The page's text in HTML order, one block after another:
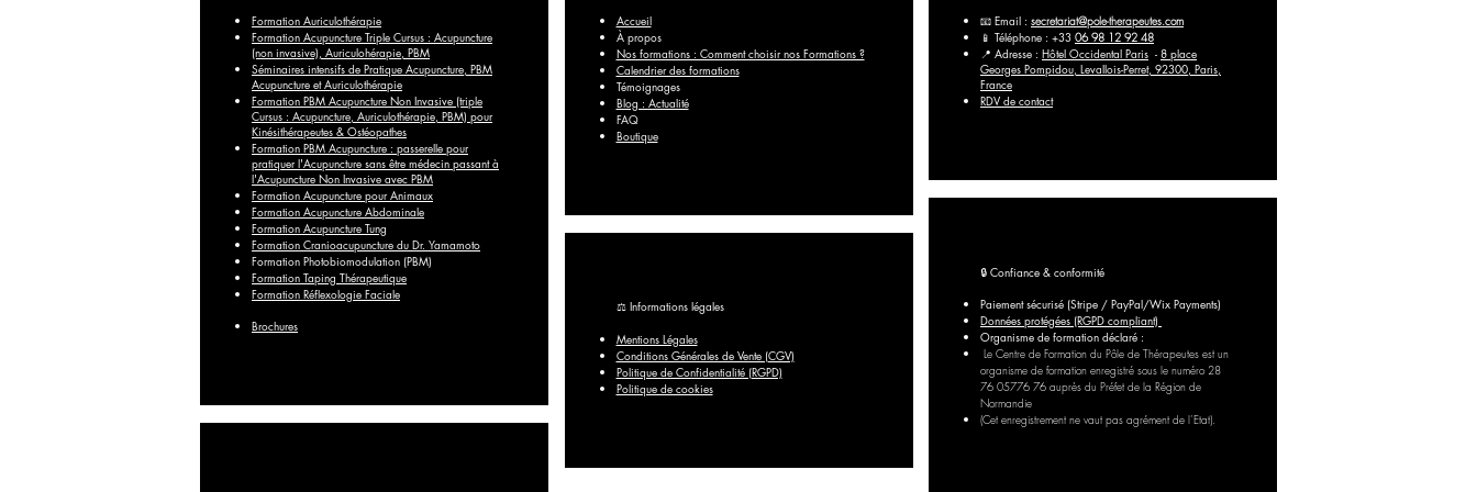
Formation Auriculothérapie
Formation Acupuncture Triple Cursus : Acupuncture
(non invasive), Auriculohérapie, PBM
Séminaires intensifs de Pratique Acupuncture, PBM
Acupuncture et Auriculothérapie
Formation PBM Acupuncture Non Invasive (triple
Cursus : Acupuncture, Auriculothérapie, PBM) pour
Kinésithérapeutes & Ostéopathes
Formation PBM Acupuncture : passerelle pour
pratiquer l'Acupuncture sans être médecin passant à
l'Acupuncture Non Invasive avec PBM
Formation Acupuncture pour Animaux
Formation Acupuncture Abdominale
Formation Acupuncture Tung
Formation Cranioacupuncture du Dr. Yamamoto
Formation Photobiomodulation (PBM)
Formation Taping Thérapeutique
Formation Réflexologie Faciale
Brochures
Accueil
À propos
Nos formations : Comment choisir nos Formations ?
Calendrier des formations
Témoignages
Blog : Actualité
FAQ​
Boutique
⚖️ Informations légales
Mentions Légales
Conditions Générales de Vente (CGV)
Politique de Confidentialité (RGPD)
Politique de cookies
📧 Email : secretariat@pole-therapeutes.com
📱 Téléphone : +33 06 98 12 92 48
📍 Adresse : Hôtel Occidental Paris - 8 place
Georges Pompidou, Levallois-Perret, 92300, Paris,
France
RDV de contact
🔒 Confiance & conformité
Paiement sécurisé (Stripe / PayPal/Wix Payments)
Données protégées (RGPD compliant)
Organisme de formation déclaré :
Le Centre de Formation du Pôle de Thérapeutes est un
organisme de formation enregistré sous le numéro 28
76 05776 76 auprès du Préfet de la Région de
Normandie
(Cet enregistrement ne vaut pas agrément de l’Etat).